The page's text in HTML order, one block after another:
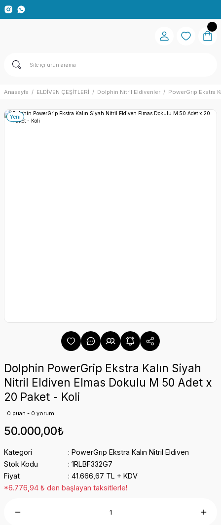
Anasayfa ELDİVEN ÇEŞİTLERİ Dolphin Nitril Eldivenler PowerGrıp Ekstra
Yeni
Dolphin PowerGrip Ekstra Kalın Siyah
Nitril Eldiven Elmas Dokulu M 50 Adet x
20 Paket - Koli
0 puan - 0 yorum
50.000,00₺
Kategori
PowerGrıp Ekstra Kalın Nitril Eldiven
Stok Kodu
1RLBF332G7
Fiyat
41.666,67 TL + KDV
*6.776,94 ₺ den başlayan taksitlerle!